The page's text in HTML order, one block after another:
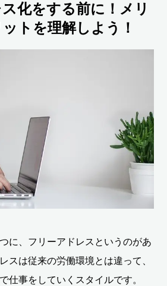
化をする前に！メリ
トを理解しよう！
に、フリーアドレスというのがあ
スは従来の労働環境とは違って、
仕事をしていくスタイルです。